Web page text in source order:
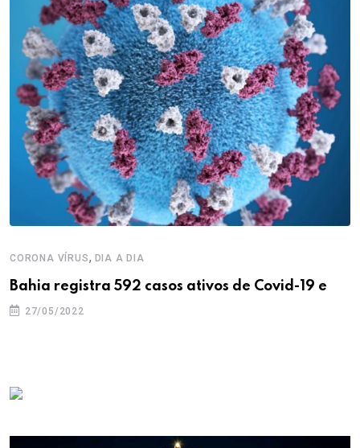
CORONA VÍRUS, DIA A DIA
Bahia registra 592 casos ativos de Covid-19 e
27/05/2022